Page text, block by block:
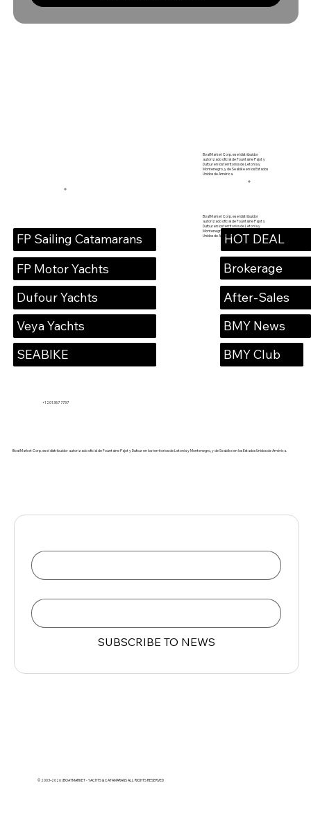
BoatMarket Corp. es el distribuidor autorizado oficial de Fountaine Pajot y Dufour en los territorios de Letonia y Montenegro, y de Seabike en los Estados Unidos de América.
+1 201 357 7737
FP Sailing Catamarans
FP Motor Yachts
Dufour Yachts
Veya Yachts
SEABIKE
HOT DEAL
Brokerage
After-Sales
BMY News
BMY Club
© 2003–2026 | BOATMARKET - YACHTS & CATAMARANS ALL RIGHTS RESERVED
SUBSCRIBE TO NEWS
BoatMarket Corp. es el distribuidor
autorizado oficial de Fountaine Pajot y
Dufour en los territorios de Letonia y
Montenegro, y de Seabike en los Estados
Unidos de América.
BoatMarket Corp. es el distribuidor
autorizado oficial de Fountaine Pajot y
Dufour en los territorios de Letonia y
Montenegro, y de Seabike en los Estados
Unidos de América.